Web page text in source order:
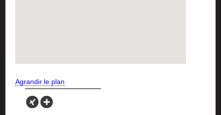
Agran­dir le plan